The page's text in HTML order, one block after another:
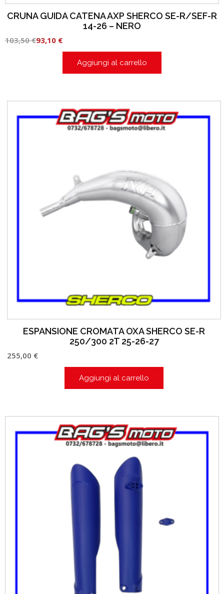
CRUNA GUIDA CATENA AXP SHERCO SE-R/SEF-R
14-26 – NERO
103,50€93,10 €
Aggiungi al carrello
ESPANSIONE CROMATA OXA SHERCO SE-R
250/300 2T 25-26-27
255,00 €
Aggiungi al carrello